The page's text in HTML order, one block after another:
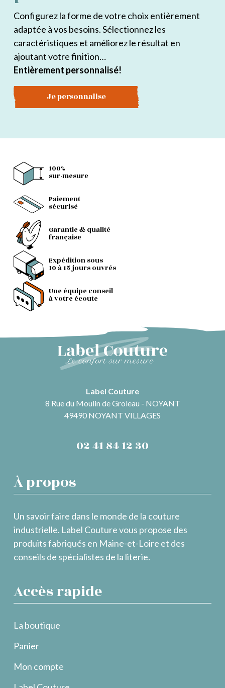
Configurez la forme de votre choix entièrement
adaptée à vos besoins. Sélectionnez les
caractéristiques et améliorez le résultat en
ajoutant votre finition…
Entièrement personnalisé!
Je personnalise
100%
sur-mesure
Paiement
sécurisé
Garantie & qualité
française
Expédition sous
10 à 15 jours ouvrés
Une équipe conseil
à votre écoute
Label Couture
8 Rue du Moulin de Groleau - NOYANT
49490 NOYANT VILLAGES
02 41 84 12 30
À propos
Un savoir faire dans le monde de la couture
industrielle. Label Couture vous propose des
produits fabriqués en Maine-et-Loire et des
conseils de spécialistes de la literie.
Accès rapide
La boutique
Panier
Mon compte